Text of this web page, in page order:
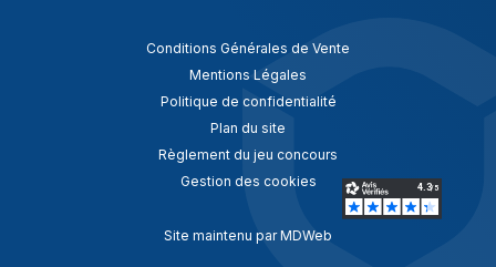
Conditions Générales de Vente
Mentions Légales
Politique de confidentialité
Plan du site
Règlement du jeu concours
Gestion des cookies
Site maintenu par MDWeb